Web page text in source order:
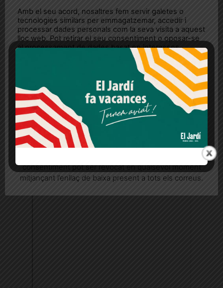
Amb el seu acord, nosaltres fem servir galetes o
tecnologies similars per emmagatzemar, accedir i
processar dades personals com la seva visita a aquest
lloc web. Pot retirar el seu consentiment o oposar-se
al processament de dades basat en interessos
legítims en qualsevol moment fent clic a "Ajustos de
cookies" o a la nostra Política de privacitat en aquest
lloc web. Si cliques "acceptar" dones el teu
Més informació Acceptar Rebutjar tot
Quan l’usuari crea un compte al Diari el Jardí, dona el
seu consentiment explícit per rebre comunicacions
consentiment pot ser revocat en qualsevol moment
mitjançant l’enllaç de baixa present a tots els correus.